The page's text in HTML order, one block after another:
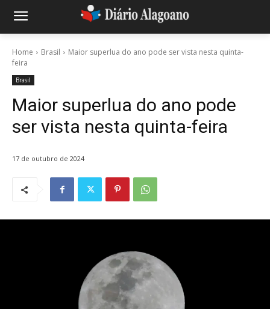
Home Brasil
Maior superlua do ano pode ser vista nesta quinta-
feira
Brasil
Maior superlua do ano pode
ser vista nesta quinta-feira
17 de outubro de 2024